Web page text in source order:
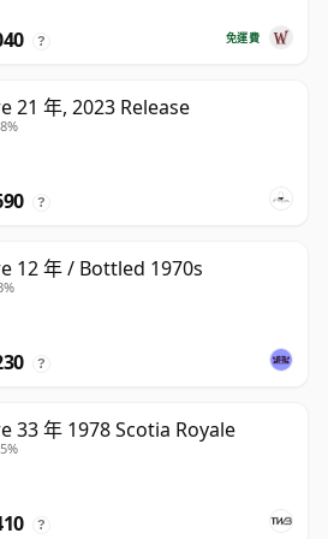
免運費
?
21 年, 2023 Release
?
12 年 / Bottled 1970s
?
33 年 1978 Scotia Royale
?